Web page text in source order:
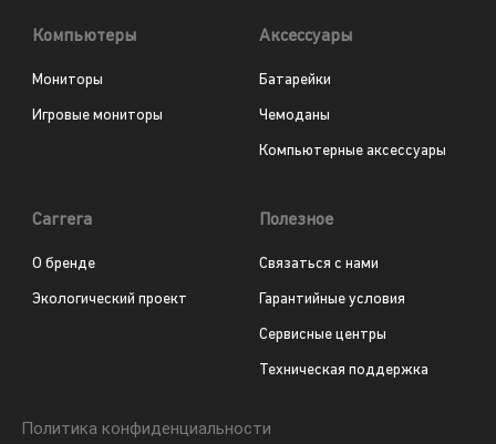
Компьютеры
Мониторы
Игровые мониторы
Аксессуары
Батарейки
Чемоданы
Компьютерные аксессуары
Carrera
О бренде
Экологический проект
Полезное
Связаться с нами
Гарантийные условия
Сервисные центры
Техническая поддержка
Политика конфиденциальности